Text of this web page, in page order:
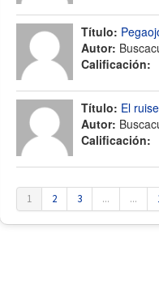
Título:
Autor:
Calificación:
Título: El
Autor:
Calificación:
1 2 3 ... ...